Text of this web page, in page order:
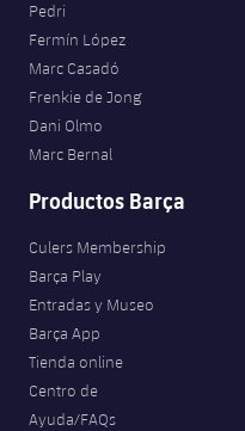
Pedri
Fermín López
Marc Casadó
Frenkie de Jong
Dani Olmo
Marc Bernal
Productos Barça
Culers Membership
Barça Play
Entradas y Museo
Barça App
Tienda online
Centro de
Ayuda/FAQs